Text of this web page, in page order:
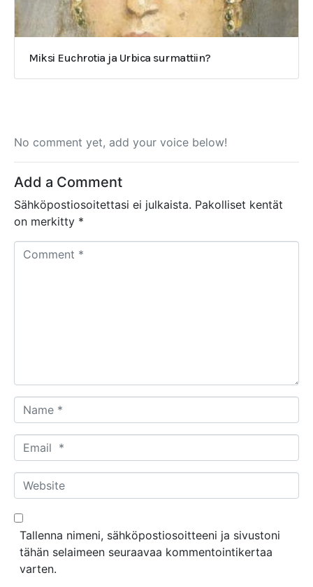
Miksi Euchrotia ja Urbica surmattiin?
No comment yet, add your voice below!
Add a Comment
Sähköpostiosoitettasi ei julkaista. Pakolliset kentät
on merkitty *
a
m
*
m
a
*
W
e
b
Tallenna nimeni, sähköpostiosoitteeni ja sivustoni
tähän selaimeen seuraavaa kommentointikertaa
varten.